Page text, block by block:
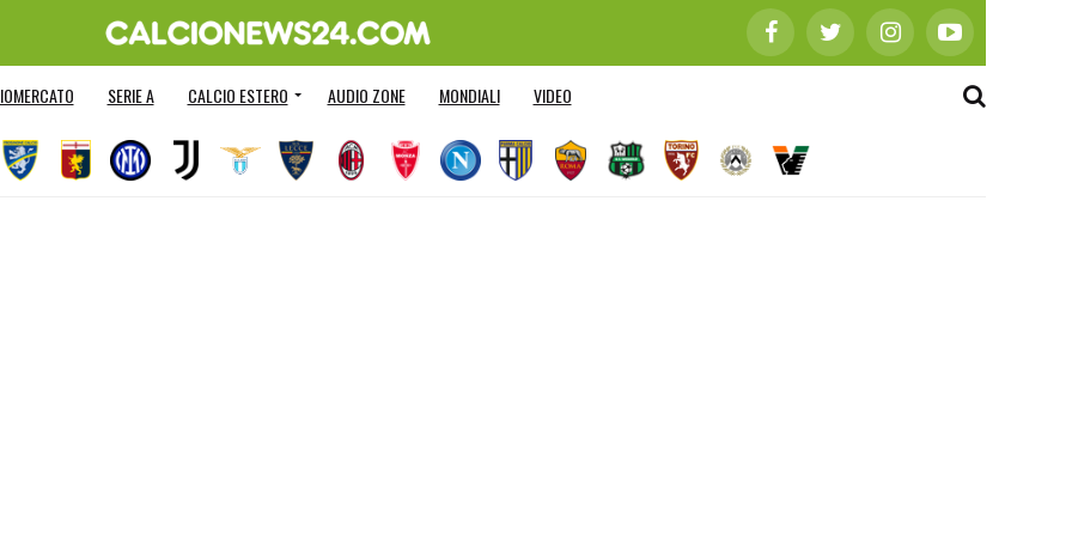
SERIE A CALCIO ESTERO AUDIO ZONE MONDIALI VIDEO